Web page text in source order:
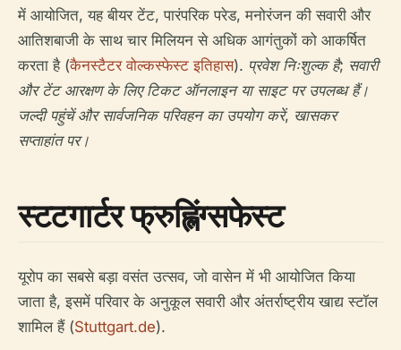
में आयोजित, यह बीयर टेंट, पारंपरिक परेड, मनोरंजन की सवारी और
आतिशबाजी के साथ चार मिलियन से अधिक आगंतुकों को आकर्षित
करता है (कैनस्टैटर वोल्कस्फेस्ट इतिहास). प्रवेश निःशुल्क है; सवारी
और टेंट आरक्षण के लिए टिकट ऑनलाइन या साइट पर उपलब्ध हैं।
जल्दी पहुंचें और सार्वजनिक परिवहन का उपयोग करें, खासकर
सप्ताहांत पर।
स्टटगार्टर फ्रुह्लिंग्सफेस्ट
यूरोप का सबसे बड़ा वसंत उत्सव, जो वासेन में भी आयोजित किया
जाता है, इसमें परिवार के अनुकूल सवारी और अंतर्राष्ट्रीय खाद्य स्टॉल
शामिल हैं (Stuttgart.de).